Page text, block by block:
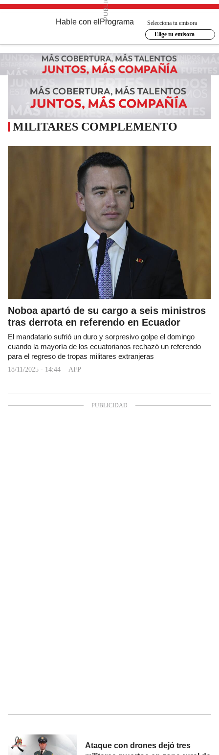
Hable con el Programa
Selecciona tu emisora
Elige tu emisora
MILITARES COMPLEMENTO
Noboa apartó de su cargo a seis ministros
tras derrota en referendo en Ecuador
El mandatario sufrió un duro y sorpresivo golpe el domingo
cuando la mayoría de los ecuatorianos rechazó un referendo
para el regreso de tropas militares extranjeras
18/11/2025 - 14:44 AFP
Ataque con drones dejó tres